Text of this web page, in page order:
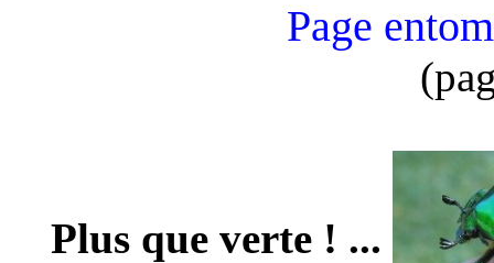
Page
Plus que verte ! ...